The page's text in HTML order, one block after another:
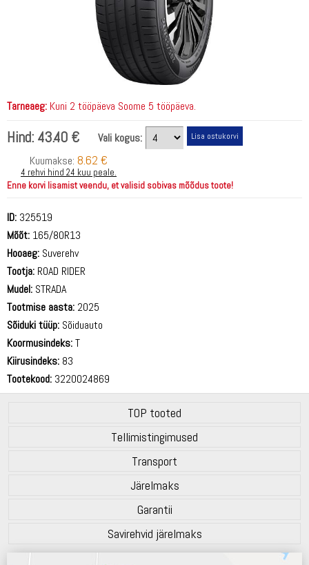
Tarneaeg: Kuni 2 tööpäeva Soome 5 tööpäeva.
Hind: 43.40 €
Vali kogus:
Kuumakse: 8.62 €
4 rehvi hind 24 kuu peale.
Enne korvi lisamist veendu, et valisid sobivas mõõdus toote!
ID: 325519
Mõõt: 165/80R13
Hooaeg: Suverehv
Tootja: ROAD RIDER
Mudel: STRADA
Tootmise aasta: 2025
Sõiduki tüüp: Sõiduauto
Koormusindeks:T
Kiirusindeks: 83
Tootekood: 3220024869
TOP tooted
Tellimistingimused
Transport
Järelmaks
Garantii
Savirehvid järelmaks